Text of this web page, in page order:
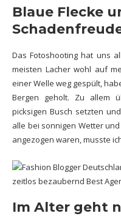
Blaue Flecke
Das Fotoshooting hat uns
meisten Lacher wohl auf
einer Welle weg gespült,
Bergen geholt. Zu allem
picksigen Busch setzten
alle bei sonnigen Wetter
angezogen waren, musste
Im Alter geht